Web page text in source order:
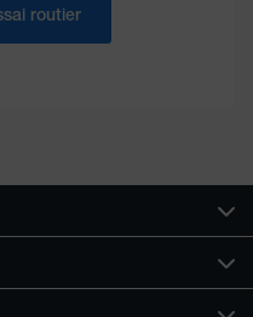
routier